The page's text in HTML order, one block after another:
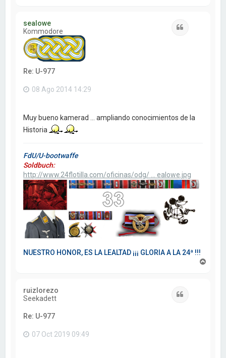
sealowe
Kommodore
Re: U-977
08 Ago 2014 14:29
Muy bueno kamerad ... ampliando conocimientos de la
Historia
FdU/U-bootwaffe
Soldbuch:
http://www.24flotilla.com/oficinas/odg/ ... ealowe.jpg
NUESTRO HONOR, ES LA LEALTAD ¡¡¡ GLORIA A LA 24ª !!!
ruizlorezo
Seekadett
Re: U-977
07 Oct 2019 09:49